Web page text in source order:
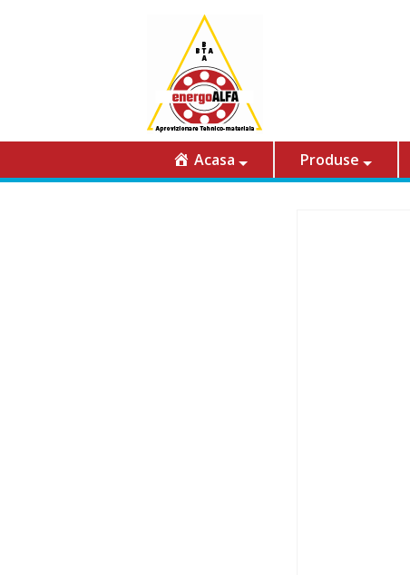
Acasa Produse